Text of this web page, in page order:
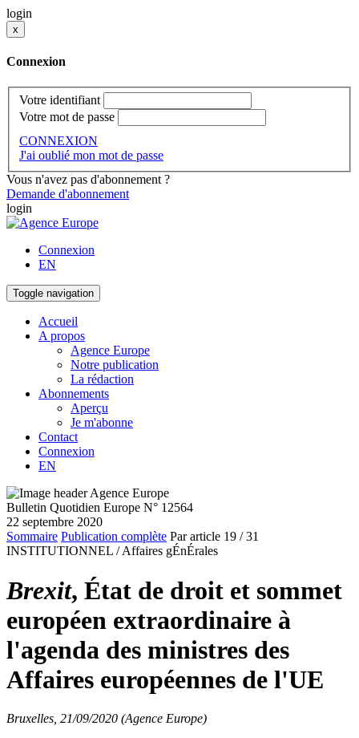
login
x
Connexion
Votre identifiant
Votre mot de passe
CONNEXION
J'ai oublié mon mot de passe
Vous n'avez pas d'abonnement ?
Demande d'abonnement
login
Connexion
EN
Toggle navigation
Accueil
A propos
Agence Europe
Notre publication
La rédaction
Abonnements
Aperçu
Je m'abonne
Contact
Connexion
EN
Bulletin Quotidien Europe N° 12564
22 septembre 2020
Sommaire Publication complète Par article 19 / 31
INSTITUTIONNEL / Affaires gÉnÉrales
Brexit, État de droit et sommet
européen extraordinaire à
l'agenda des ministres des
Affaires européennes de l'UE
Bruxelles, 21/09/2020 (Agence Europe)